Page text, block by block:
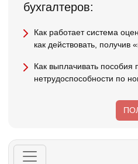
бухгалтеров:
Как работает система
как действовать,
Как выплачивать пособия
нетрудоспособности по